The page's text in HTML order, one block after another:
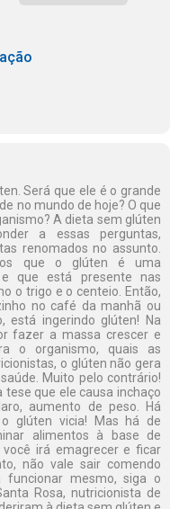
Será que ele é o grande
no mundo de hoje? O que
A dieta sem glúten
a essas perguntas,
renomados no assunto.
que o glúten é uma
que está presente nas
o trigo e o centeio. Então,
no café da manhã ou
está ingerindo glúten! Na
fazer a massa crescer e
o organismo, quais as
o glúten não gera
Muito pelo contrário!
que ele causa inchaço
aumento de peso. Há
glúten vicia! Mas há de
alimentos à base de
irá emagrecer e ficar
não vale sair comendo
funcionar mesmo, siga o
Rosa, nutricionista de